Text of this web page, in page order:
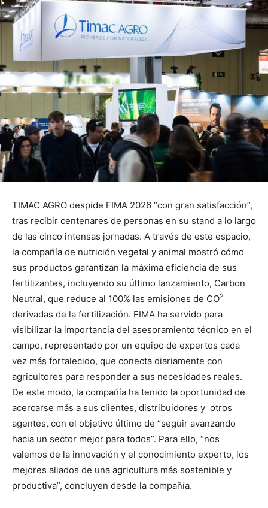
TIMAC AGRO despide FIMA 2026 “con gran satisfacción”,
tras recibir centenares de personas en su stand a lo largo
de las cinco intensas jornadas. A través de este espacio,
la compañía de nutrición vegetal y animal mostró cómo
sus productos garantizan la máxima eficiencia de sus
fertilizantes, incluyendo su último lanzamiento, Carbon
Neutral, que reduce al 100% las emisiones de CO2
derivadas de la fertilización. FIMA ha servido para
visibilizar la importancia del asesoramiento técnico en el
campo, representado por un equipo de expertos cada
vez más fortalecido, que conecta diariamente con
agricultores para responder a sus necesidades reales.
De este modo, la compañía ha tenido la oportunidad de
acercarse más a sus clientes, distribuidores y otros
agentes, con el objetivo último de “seguir avanzando
hacia un sector mejor para todos”. Para ello, “nos
valemos de la innovación y el conocimiento experto, los
mejores aliados de una agricultura más sostenible y
productiva”, concluyen desde la compañía.